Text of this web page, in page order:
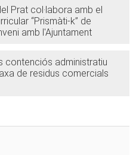
Prat col·labora amb el
“Prismàti-k” de
amb l'Ajuntament
contenciós administratiu
de residus comercials